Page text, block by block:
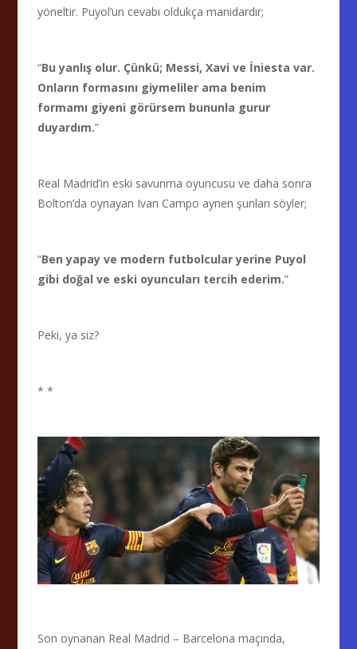
yöneltir. Puyol’un cevabı oldukça manidardır;
“Bu yanlış olur. Çünkü; Messi, Xavi ve İniesta var.
Onların formasını giymeliler ama benim
formamı giyeni görürsem bununla gurur
duyardım.”
Real Madrid’in eski savunma oyuncusu ve daha sonra
Bolton’da oynayan Ivan Campo aynen şunları söyler;
“Ben yapay ve modern futbolcular yerine Puyol
gibi doğal ve eski oyuncuları tercih ederim.”
Peki, ya siz?
* *
Son oynanan Real Madrid – Barcelona maçında,